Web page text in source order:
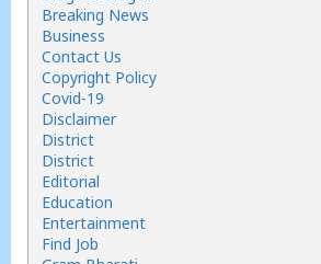
Breaking News
Business
Contact Us
Copyright Policy
Covid-19
Disclaimer
District
District
Editorial
Education
Entertainment
Find Job